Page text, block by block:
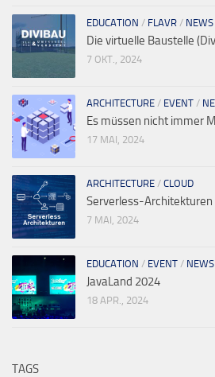
EDUCATION / FLAVR / NEWS
Die virtuelle Baustelle
7 OKT., 2024
ARCHITECTURE / EVENT /
Es müssen nicht immer
17 MAI, 2024
ARCHITECTURE / CLOUD
Serverless-Architekturen
7 MAI, 2024
EDUCATION / EVENT / NEWS
JavaLand 2024
18 APR., 2024
TAGS